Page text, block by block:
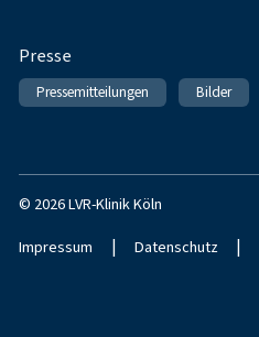
Presse
Pressemitteilungen Bilder
© 2026 LVR-Klinik Köln
Impressum | Datenschutz |